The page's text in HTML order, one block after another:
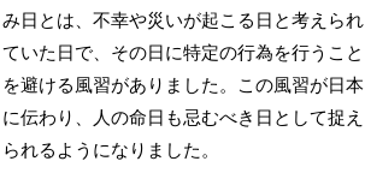
み日とは、不幸や災いが起こる日と考えられ
ていた日で、その日に特定の行為を行うこと
を避ける風習がありました。この風習が日本
に伝わり、人の命日も忌むべき日として捉え
られるようになりました。